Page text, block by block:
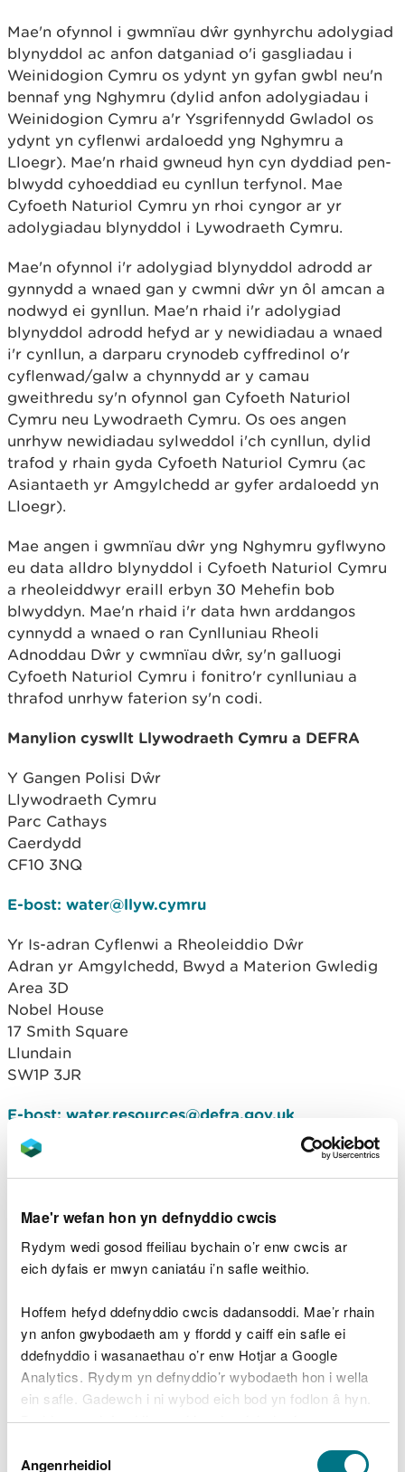
Mae'r wefan hon yn defnyddio cwcis
Rydym wedi gosod ffeiliau bychain o’r enw cwcis ar
eich dyfais er mwyn caniatáu i’n safle weithio.
Hoffem hefyd ddefnyddio cwcis dadansoddi. Mae’r rhain
yn anfon gwybodaeth am y ffordd y caiff ein safle ei
ddefnyddio i wasanaethau o’r enw Hotjar a Google
Analytics. Rydym yn defnyddio’r wybodaeth hon i wella
ein safle. Gadewch i ni wybod eich bod yn fodlon â hyn.
Byddwn yn defnyddio cwci i gadw eich dewis.
Gellirdarllen mwy am ein cwcis cyn i chi ddewis.
Caniatâd
Angenrheidiol
Mae'n ofynnol i gwmnïau dŵr gynhyrchu adolygiad
blynyddol ac anfon datganiad o'i gasgliadau i
Weinidogion Cymru os ydynt yn gyfan gwbl neu'n
bennaf yng Nghymru (dylid anfon adolygiadau i
Weinidogion Cymru a'r Ysgrifennydd Gwladol os
ydynt yn cyflenwi ardaloedd yng Nghymru a
Lloegr). Mae'n rhaid gwneud hyn cyn dyddiad pen-
blwydd cyhoeddiad eu cynllun terfynol. Mae
Cyfoeth Naturiol Cymru yn rhoi cyngor ar yr
adolygiadau blynyddol i Lywodraeth Cymru.
Mae'n ofynnol i'r adolygiad blynyddol adrodd ar
gynnydd a wnaed gan y cwmni dŵr yn ôl amcan a
nodwyd ei gynllun. Mae'n rhaid i'r adolygiad
blynyddol adrodd hefyd ar y newidiadau a wnaed
i'r cynllun, a darparu crynodeb cyffredinol o'r
cyflenwad/galw a chynnydd ar y camau
gweithredu sy'n ofynnol gan Cyfoeth Naturiol
Cymru neu Lywodraeth Cymru. Os oes angen
unrhyw newidiadau sylweddol i'ch cynllun, dylid
trafod y rhain gyda Cyfoeth Naturiol Cymru (ac
Asiantaeth yr Amgylchedd ar gyfer ardaloedd yn
Lloegr).
Mae angen i gwmnïau dŵr yng Nghymru gyflwyno
eu data alldro blynyddol i Cyfoeth Naturiol Cymru
a rheoleiddwyr eraill erbyn 30 Mehefin bob
blwyddyn. Mae'n rhaid i'r data hwn arddangos
cynnydd a wnaed o ran Cynlluniau Rheoli
Adnoddau Dŵr y cwmnïau dŵr, sy'n galluogi
Cyfoeth Naturiol Cymru i fonitro'r cynlluniau a
thrafod unrhyw faterion sy'n codi.
Manylion cyswllt Llywodraeth Cymru a DEFRA
Y Gangen Polisi Dŵr
Llywodraeth Cymru
Parc Cathays
Caerdydd
CF10 3NQ
E-bost: water@llyw.cymru
Yr Is-adran Cyflenwi a Rheoleiddio Dŵr
Adran yr Amgylchedd, Bwyd a Materion Gwledig
Area 3D
Nobel House
17 Smith Square
Llundain
SW1P 3JR
E-bost: water.resources@defra.gov.uk
Y cyflenwad dŵr
Mae gan gwmnïau dŵr ddyletswydd i baratoi a
chynhyrchu Cynlluniau Rheoli Adnoddau Dŵr
yn dangos sut y gall cyflenwad a'r galw am ddŵr
newid (megis drwy’r newid yn yr hinsawdd, newid
yn nefnydd tir, twf poblogaeth, ac ein harferion yn
newid) a gellir eu rheoli drwy fesurau
effeithlonrwydd dŵr (ewch i wefan Waterwiseam
sicrhau bod yr amgylchedd wedi'i warchod a mynd